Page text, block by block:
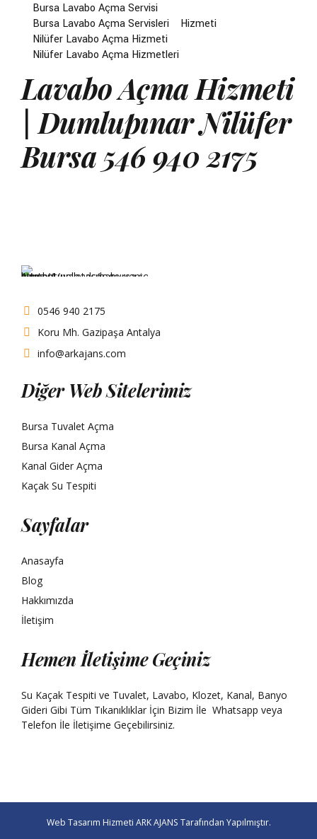
Bursa Lavabo Açma Servisi
Bursa Lavabo Açma Servisleri
Hizmeti
Nilüfer Lavabo Açma Hizmeti
Nilüfer Lavabo Açma Hizmetleri
Lavabo Açma Hizmeti
| Dumlupınar Nilüfer
Bursa 546 940 2175
0546 940 2175
Koru Mh. Gazipaşa Antalya
info@arkajans.com
Diğer Web Sitelerimiz
Bursa Tuvalet Açma
Bursa Kanal Açma
Kanal Gider Açma
Kaçak Su Tespiti
Sayfalar
Anasayfa
Blog
Hakkımızda
İletişim
Hemen İletişime Geçiniz
Su Kaçak Tespiti ve Tuvalet, Lavabo, Klozet, Kanal, Banyo
Gideri Gibi Tüm Tıkanıklıklar İçin Bizim İle Whatsapp veya
Telefon İle İletişime Geçebilirsiniz.
Web Tasarım Hizmeti ARK AJANS Tarafından Yapılmıştır.